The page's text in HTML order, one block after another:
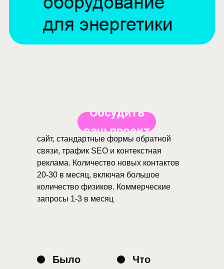
сайт, стандартные формы обратной
связи, трафик SEO и контекстная
реклама. Количество новых контактов
20-30 в месяц, включая большое
количество физиков. Коммерческие
запросы 1-3 в месяц
Было
Что
Обсудить
ваш проект